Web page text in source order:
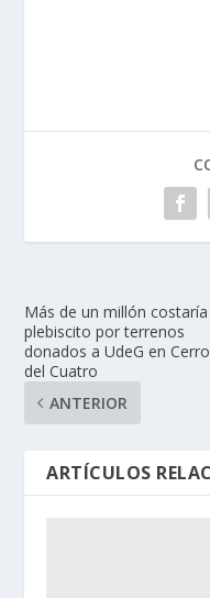
Más de un millón costaría
plebiscito por terrenos
donados a UdeG en Cerro
del Cuatro
ANTERIOR
ARTÍCULOS